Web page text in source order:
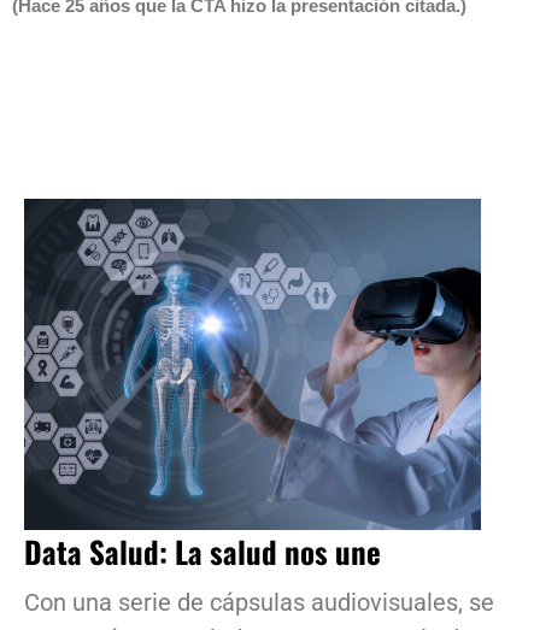
(Hace 25 años que la CTA hizo la presentación citada.)
Data Salud: La salud nos une
Con una serie de cápsulas audiovisuales, se